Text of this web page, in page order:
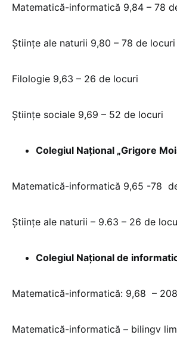
Matematică-informatică 9,84 – 78
Ştiinţe ale naturii 9,80 – 78 de locuri
Filologie 9,63 – 26 de locuri
Ştiinţe sociale 9,69 – 52 de locuri
Colegiul Național „Grigore
Matematică-informatică 9,65 -78
Ştiinţe ale naturii – 9.63 – 26 de
Colegiul Național de
Matematică-informatică: 9,68 –
Matematică-informatică – bilingv